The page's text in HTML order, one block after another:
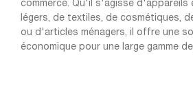
commerce. Qu'il s'agisse d'appareils
légers, de textiles, de cosmétiques,
ou d'articles ménagers, il offre une
économique pour une large gamme